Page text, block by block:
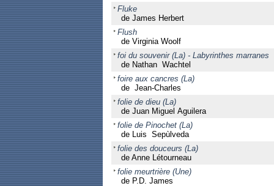
Fluke
de James Herbert
Flush
de Virginia Woolf
foi du souvenir (La) - Labyrinthes marranes
de Nathan Wachtel
foire aux cancres (La)
de Jean-Charles
folie de dieu (La)
de Juan Miguel Aguilera
folie de Pinochet (La)
de Luis Sepùlveda
folie des douceurs (La)
de Anne Létourneau
folie meurtrière (Une)
de P.D. James